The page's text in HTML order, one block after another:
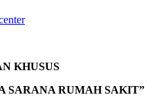
KHUSUS
SARANA RUMAH SAKIT”